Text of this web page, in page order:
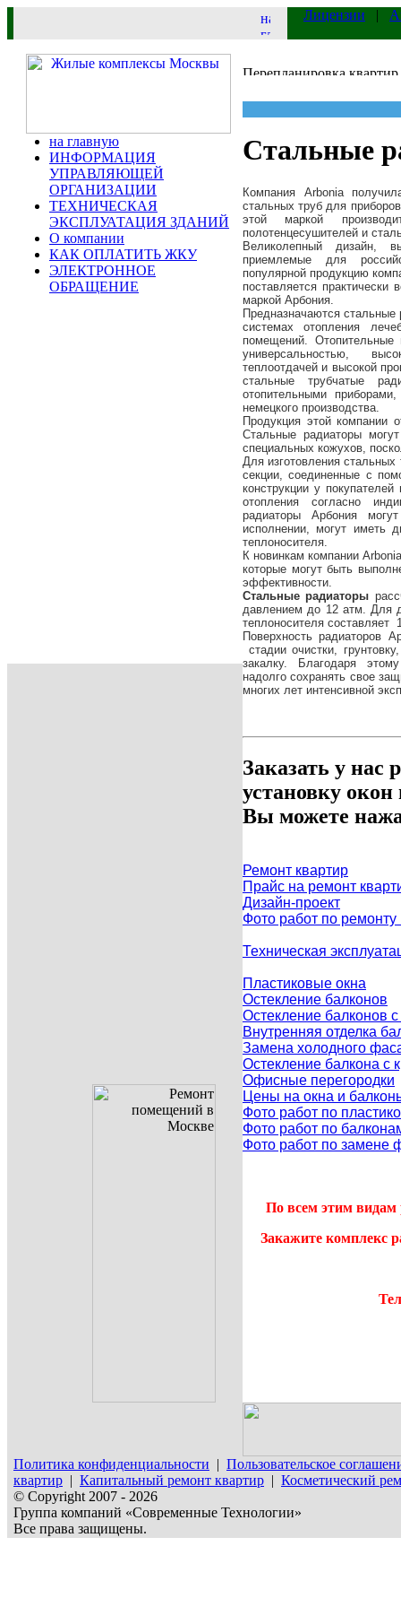
Лицензии |
на главную
ИНФОРМАЦИЯ
УПРАВЛЯЮЩЕЙ
ОРГАНИЗАЦИИ
ТЕХНИЧЕСКАЯ
ЭКСПЛУАТАЦИЯ ЗДАНИЙ
О компании
КАК ОПЛАТИТЬ ЖКУ
ЭЛЕКТРОННОЕ
ОБРАЩЕНИЕ
Стальные
Компания Arbonia
стальных труб для
этой маркой
полотенцесушителей и
Великолепный дизайн,
приемлемые для
популярной продукцию
поставляется
маркой Арбония.
Предназначаются стальные
системах отопления
помещений.
универсальностью,
теплоотдачей и высокой
стальные трубчатые
отопительными
немецкого производства.
Продукция этой компании
Стальные радиаторы
специальных кожухов,
Для изготовления
секции, соединенные с
конструкции у
отопления согласно
радиаторы Арбония
исполнении, могут иметь
теплоносителя.
К новинкам компании
которые могут быть
эффективности.
Стальные радиаторы
давлением до 12 атм. Для
теплоносителя составляет
Поверхность радиаторов
стадии очистки,
закалку. Благодаря
надолго сохранять свое
многих лет интенсивной
Заказать у нас
установку
Вы можете
Ремонт квартир
Прайс на ремонт
Дизайн-проект
Фото работ по ремонту
Техническая
Пластиковые окна
Остекление балконов
Остекление балконов
Внутренняя отделка
Замена холодного
Остекление балкона с
Офисные перегородки
Цены на окна и
Фото работ по
Фото работ по
Фото работ по замене
По всем этим видам
Закажите комплекс
Политика конфиденциальности | Пользовательское
квартир | Капитальный ремонт квартир | Косметический
© Copyright 2007 - 2026
Группа компаний «Современные Технологии»
Все права защищены.